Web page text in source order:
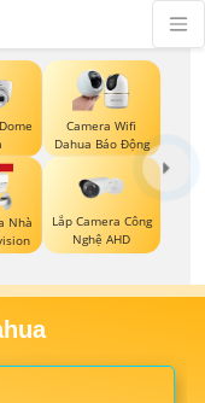
Camera Wifi
Dahua Báo Động
Nhà
Lắp Camera Công
Nghệ AHD